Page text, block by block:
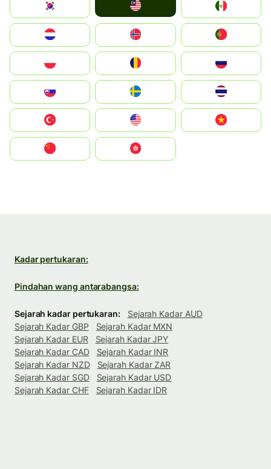
South Korea
United States
中國香港特別行政區
Kadar pertukaran:
Pindahan wang antarabangsa:
Sejarah kadar pertukaran:
Sejarah Kadar AUD
Sejarah Kadar GBP
Sejarah Kadar MXN
Sejarah Kadar EUR
Sejarah Kadar JPY
Sejarah Kadar CAD
Sejarah Kadar INR
Sejarah Kadar NZD
Sejarah Kadar ZAR
Sejarah Kadar SGD
Sejarah Kadar USD
Sejarah Kadar CHF
Sejarah Kadar IDR